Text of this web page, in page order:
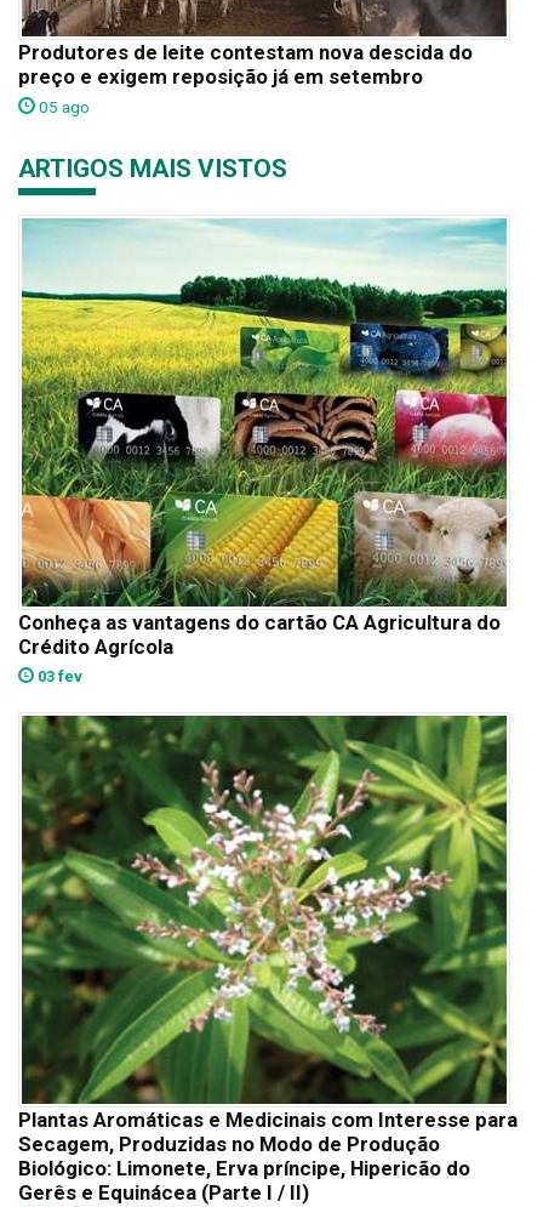
Produtores de leite contestam nova descida do
preço e exigem reposição já em setembro
05 ago
ARTIGOS MAIS VISTOS
Conheça as vantagens do cartão CA Agricultura do
Crédito Agrícola
03 fev
Plantas Aromáticas e Medicinais com Interesse para
Secagem, Produzidas no Modo de Produção
Biológico: Limonete, Erva príncipe, Hipericão do
Gerês e Equinácea (Parte I / II)